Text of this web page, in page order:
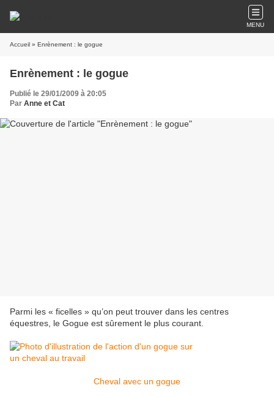
MENU
Accueil » Enrènement : le gogue
Enrènement : le gogue
Publié le 29/01/2009 à 20:05
Par Anne et Cat
Parmi les « ficelles » qu’on peut trouver dans les centres
équestres, le Gogue est sûrement le plus courant.
Cheval avec un gogue